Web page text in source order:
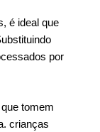
é ideal que
por
tomem
crianças